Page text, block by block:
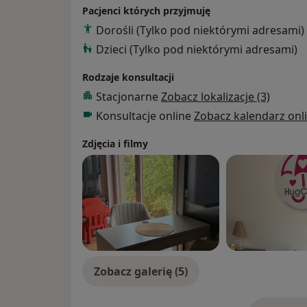
Pacjenci których przyjmuję
Dorośli (Tylko pod niektórymi adresami)
Dzieci (Tylko pod niektórymi adresami)
Rodzaje konsultacji
Stacjonarne Zobacz lokalizacje (3)
Konsultacje online Zobacz kalendarz
Zdjęcia i filmy
Zobacz galerię (5)